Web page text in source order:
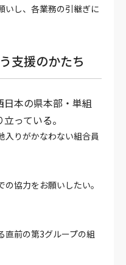
いし、各業務の引継ぎに
支援のかたち
本の県本部・単組
っている。
入りがかなわない組合員
協力をお願いしたい。
直前の第3グループの組